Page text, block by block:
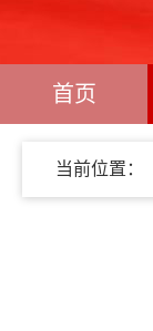
首页
当前位置：